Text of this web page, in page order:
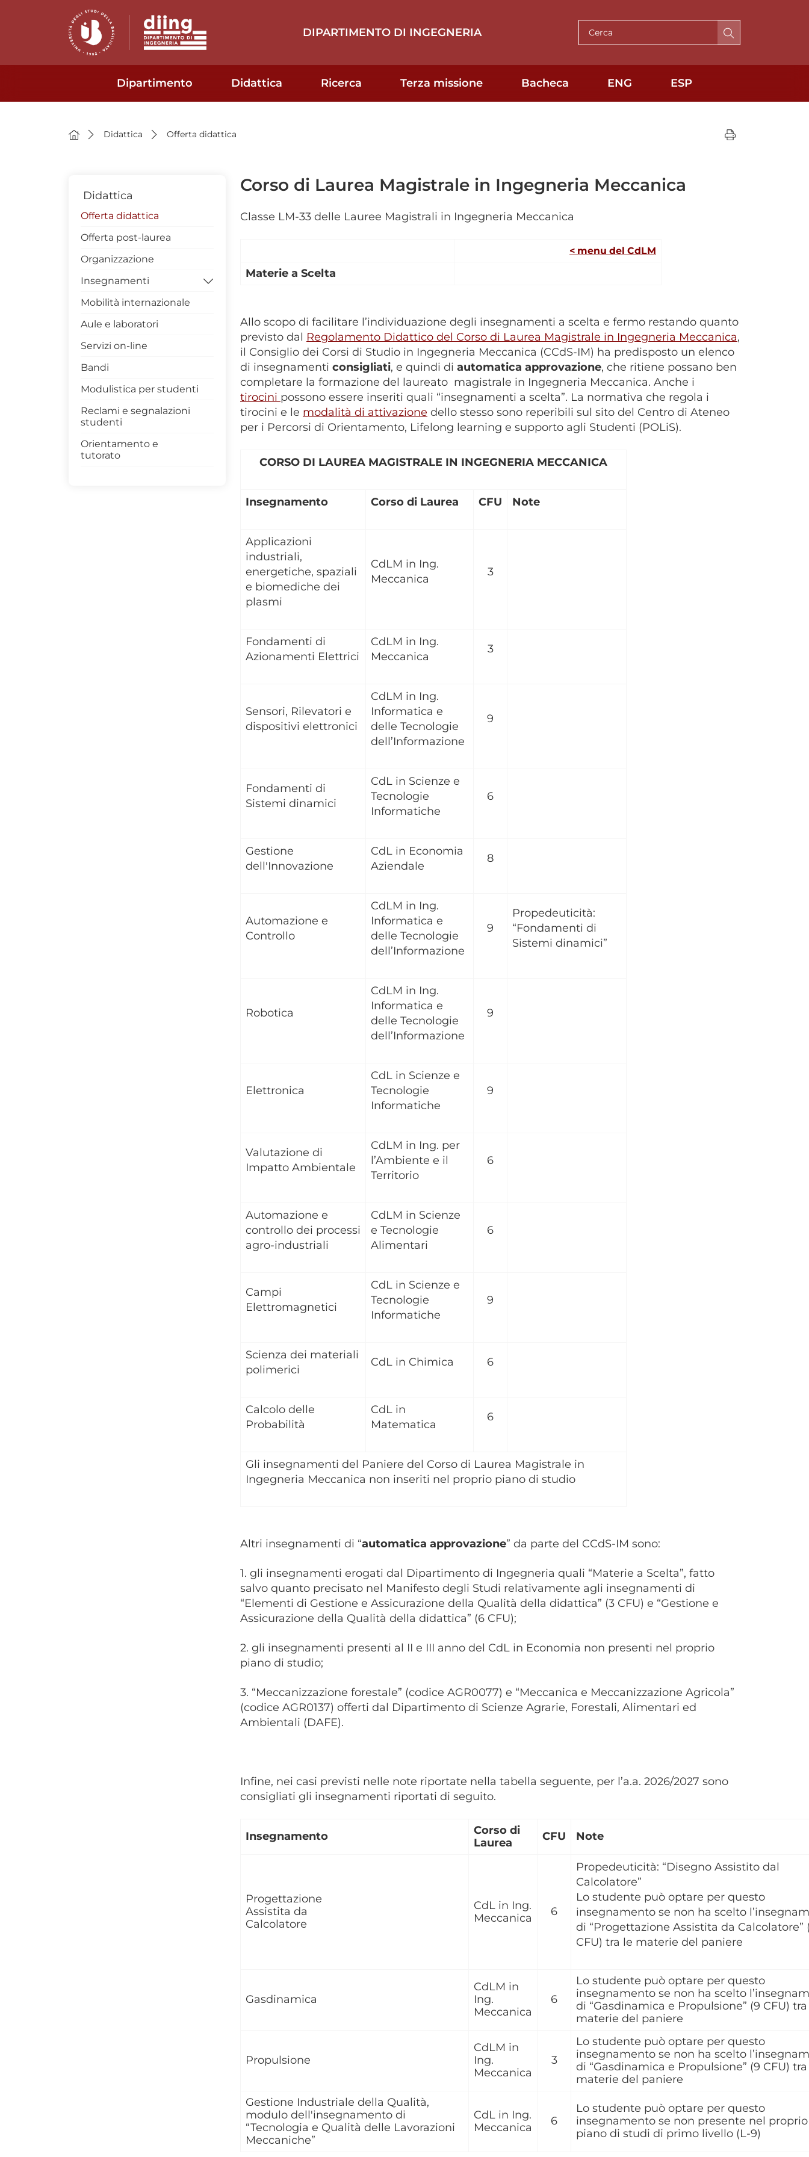
DIPARTIMENTO DI INGEGNERIA
Dipartimento Didattica Ricerca Terza missione Bacheca ENG ESP
Didattica Offerta didattica
Corso di Laurea Magistrale in Ingegneria Meccanica
Classe LM-33 delle Lauree Magistrali in Ingegneria Meccanica
< menu del CdLM
Materie a Scelta
Allo scopo di facilitare l’individuazione degli insegnamenti a scelta e fermo restando quanto
previsto dal Regolamento Didattico del Corso di Laurea Magistrale in Ingegneria Meccanica,
il Consiglio dei Corsi di Studio in Ingegneria Meccanica (CCdS-IM) ha predisposto un elenco
di insegnamenti consigliati, e quindi di automatica approvazione, che ritiene possano ben
completare la formazione del laureato magistrale in Ingegneria Meccanica. Anche i
tirocini possono essere inseriti quali “insegnamenti a scelta”. La normativa che regola i
tirocini e le modalità di attivazione dello stesso sono reperibili sul sito del Centro di Ateneo
per i Percorsi di Orientamento, Lifelong learning e supporto agli Studenti (POLiS).
CORSO DI LAUREA MAGISTRALE IN INGEGNERIA MECCANICA
Insegnamento Corso di Laurea CFU Note
Applicazioni
industriali,
energetiche, spaziali
e biomediche dei
plasmi
CdLM in Ing.
Meccanica
3
Fondamenti di
Azionamenti Elettrici
CdLM in Ing.
Meccanica
3
Sensori, Rilevatori e
dispositivi elettronici
CdLM in Ing.
Informatica e
delle Tecnologie
dell’Informazione
9
Fondamenti di
Sistemi dinamici
CdL in Scienze e
Tecnologie
Informatiche
6
Gestione
dell'Innovazione
CdL in Economia
Aziendale
8
Automazione e
Controllo
CdLM in Ing.
Informatica e
delle Tecnologie
dell’Informazione
9
Propedeuticità:
“Fondamenti di
Sistemi dinamici”
Robotica
CdLM in Ing.
Informatica e
delle Tecnologie
dell’Informazione
9
Elettronica
CdL in Scienze e
Tecnologie
Informatiche
9
Valutazione di
Impatto Ambientale
CdLM in Ing. per
l’Ambiente e il
Territorio
6
Automazione e
controllo dei processi
agro-industriali
CdLM in Scienze
e Tecnologie
Alimentari
6
Campi
Elettromagnetici
CdL in Scienze e
Tecnologie
Informatiche
9
Scienza dei materiali
polimerici
CdL in Chimica 6
Calcolo delle
Probabilità
CdL in
Matematica
6
Gli insegnamenti del Paniere del Corso di Laurea Magistrale in
Ingegneria Meccanica non inseriti nel proprio piano di studio
Altri insegnamenti di “automatica approvazione” da parte del CCdS-IM sono:
1. gli insegnamenti erogati dal Dipartimento di Ingegneria quali “Materie a Scelta”, fatto
salvo quanto precisato nel Manifesto degli Studi relativamente agli insegnamenti di
“Elementi di Gestione e Assicurazione della Qualità della didattica” (3 CFU) e “Gestione e
Assicurazione della Qualità della didattica” (6 CFU);
2. gli insegnamenti presenti al II e III anno del CdL in Economia non presenti nel proprio
piano di studio;
3. “Meccanizzazione forestale” (codice AGR0077) e “Meccanica e Meccanizzazione Agricola”
(codice AGR0137) offerti dal Dipartimento di Scienze Agrarie, Forestali, Alimentari ed
Ambientali (DAFE).
Infine, nei casi previsti nelle note riportate nella tabella seguente, per l’a.a. 2026/2027 sono
consigliati gli insegnamenti riportati di seguito.
Insegnamento
Corso di
Laurea
CFU Note
Progettazione
Assistita da
Calcolatore
CdL in Ing.
Meccanica
6
Propedeuticità: “Disegno Assistito dal
Calcolatore”
Lo studente può optare per questo
insegnamento se non ha scelto
di “Progettazione Assistita da Calcolatore”
CFU) tra le materie del paniere
Gasdinamica
CdLM in
Ing.
Meccanica
6
Lo studente può optare per questo
insegnamento se non ha scelto
di “Gasdinamica e Propulsione” (9 CFU)
materie del paniere
Propulsione
CdLM in
Ing.
Meccanica
3
Lo studente può optare per questo
insegnamento se non ha scelto
di “Gasdinamica e Propulsione” (9 CFU)
materie del paniere
Gestione Industriale della Qualità,
modulo dell'insegnamento di
“Tecnologia e Qualità delle Lavorazioni
Meccaniche”
CdL in Ing.
Meccanica
6
Lo studente può optare per questo
insegnamento se non presente nel proprio
piano di studi di primo livello (L-9)
Didattica
Offerta didattica
Offerta post-laurea
Organizzazione
Insegnamenti
Archivio
Mobilità internazionale
Aule e laboratori
Servizi on-line
Bandi
Modulistica per studenti
Reclami e segnalazioni
studenti
Orientamento e
tutorato